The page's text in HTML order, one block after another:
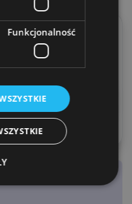
koszulkę
Funkcjonalność